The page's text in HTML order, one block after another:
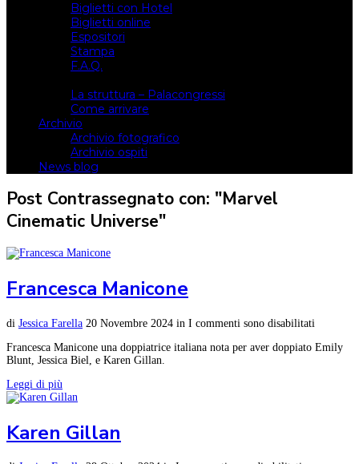
Biglietti con Hotel
Biglietti online
Espositori
Stampa
F.A.Q.
La struttura – Palacongressi
Come arrivare
Archivio
Archivio fotografico
Archivio ospiti
News blog
Post Contrassegnato con: "Marvel
Cinematic Universe"
Francesca Manicone
di Jessica Farella 20 Novembre 2024 in I commenti sono disabilitati
Francesca Manicone una doppiatrice italiana nota per aver doppiato Emily
Blunt, Jessica Biel, e Karen Gillan.
Leggi di più
Karen Gillan